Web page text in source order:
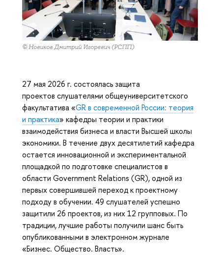
© Новиков Дмитрий Игоревич (РСПП)
27 мая 2026 г. состоялась защита
проектов слушателями общеуниверситетского
факультатива «GR в современной России: теория
и практика» кафедры теории и практики
взаимодействия бизнеса и власти Высшей школы
экономики. В течение двух десятилетий кафедра
остается инновационной и экспериментальной
площадкой по подготовке специалистов в
области Government Relations (GR), одной из
первых совершившей переход к проектному
подходу в обучении. 49 слушателей успешно
защитили 26 проектов, из них 12 групповых. По
традиции, лучшие работы получили шанс быть
опубликованными в электронном журнале
«Бизнес. Общество. Власть».